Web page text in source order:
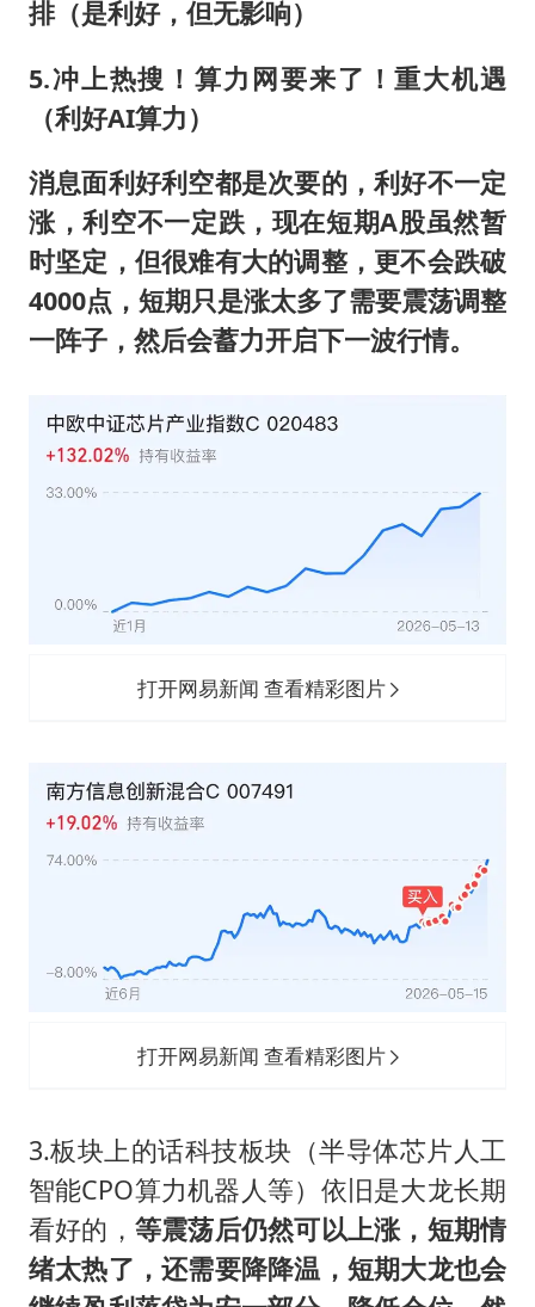
排（是利好，但无影响）
5.冲上热搜！算力网要来了！重大机遇
（利好AI算力）
消息面利好利空都是次要的，利好不一定
涨，利空不一定跌，现在短期A股虽然暂
时坚定，但很难有大的调整，更不会跌破
4000点，短期只是涨太多了需要震荡调整
一阵子，然后会蓄力开启下一波行情。
打开网易新闻 查看精彩图片
打开网易新闻 查看精彩图片
3.板块上的话科技板块（半导体芯片人工
智能CPO算力机器人等）依旧是大龙长期
看好的， 等震荡后仍然可以上涨，短期情
绪太热了，还需要降降温，短期大龙也会